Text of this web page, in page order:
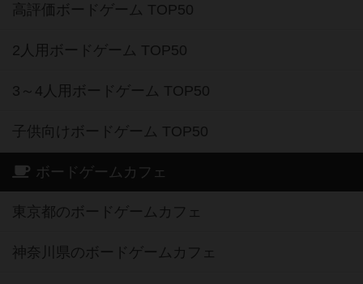
高評価ボードゲーム TOP50
2人用ボードゲーム TOP50
3～4人用ボードゲーム TOP50
子供向けボードゲーム TOP50
ボードゲームカフェ
東京都のボードゲームカフェ
神奈川県のボードゲームカフェ